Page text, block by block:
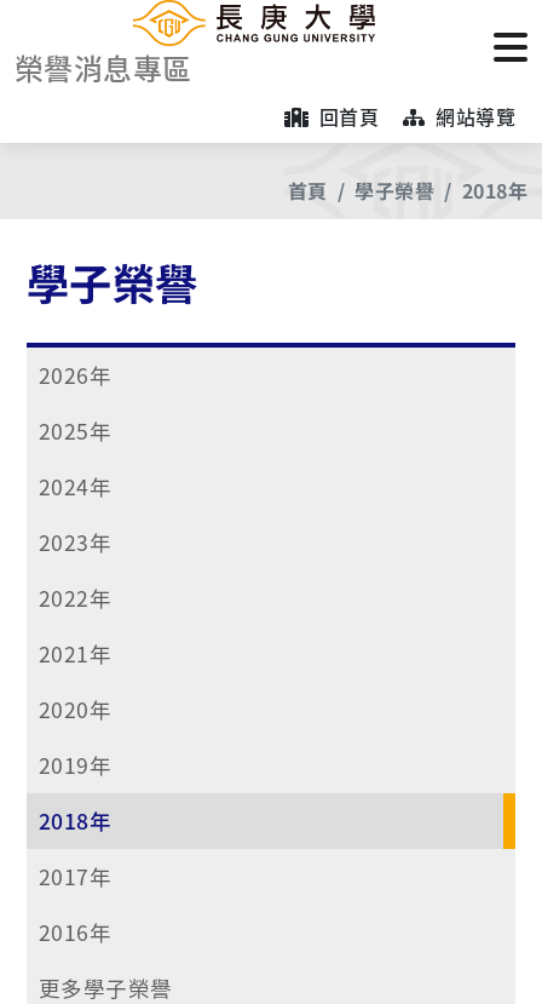
榮譽消息專區
回首頁 網站導覽
首頁 學子榮譽 2018年
學子榮譽
2026年
2025年
2024年
2023年
2022年
2021年
2020年
2019年
2018年
2017年
2016年
更多學子榮譽